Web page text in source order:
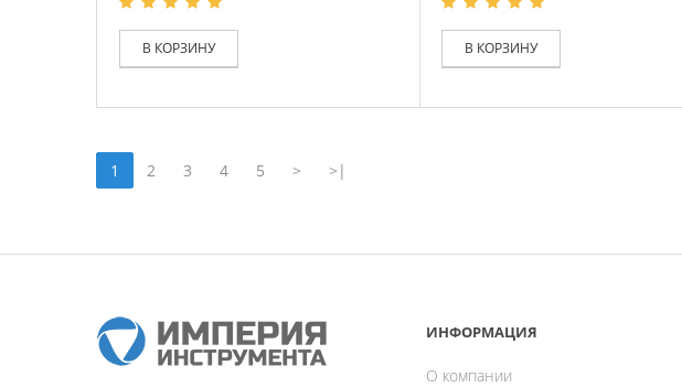
В КОРЗИНУ В КОРЗИНУ
1 2 3 4 5 > >|
ИНФОРМАЦИЯ
О компании